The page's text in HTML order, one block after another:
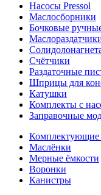
Насосы Pressol
Маслосборники
Бочковые
Счётчики
Раздаточные
Шприцы для
Катушки
Комплекты с
Заправочные
Комплектующие
Маслёнки
Мерные ёмкости
Воронки
Канистры